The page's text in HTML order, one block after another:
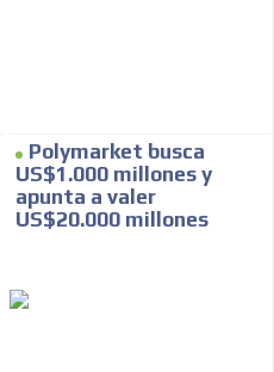
Polymarket busca
US$1.000 millones y
apunta a valer
US$20.000 millones